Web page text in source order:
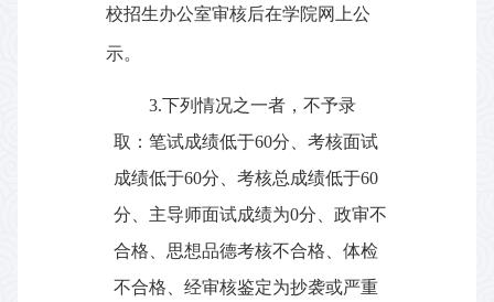
校招生办公室审核后在学院网上公
示。
3. 下列情况之一者，不予录
取：笔试成绩低于60分、考核面试
成绩低于60分、考核总成绩低于60
分、主导师面试成绩为0分、政审不
合格、思想品德考核不合格、体检
不合格、经审核鉴定为抄袭或严重